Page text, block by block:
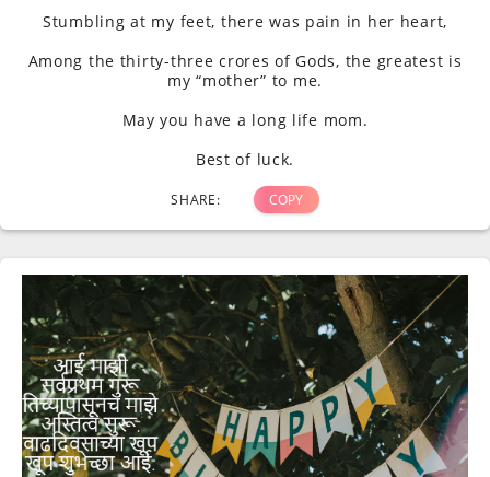
Stumbling at my feet, there was pain in her heart,
Among the thirty-three crores of Gods, the greatest is
my “mother” to me.
May you have a long life mom.
Best of luck.
SHARE: COPY